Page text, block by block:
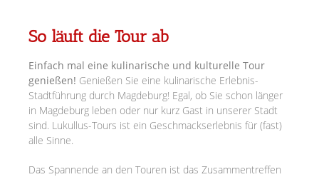
So läuft die Tour ab
Einfach mal eine kulinarische und kulturelle Tour
genießen! Genießen Sie eine kulinarische Erlebnis-
Stadtführung durch Magdeburg! Egal, ob Sie schon länger
in Magdeburg leben oder nur kurz Gast in unserer Stadt
sind. Lukullus-Tours ist ein Geschmackserlebnis für (fast)
alle Sinne.
Das Spannende an den Touren ist das Zusammentreffen